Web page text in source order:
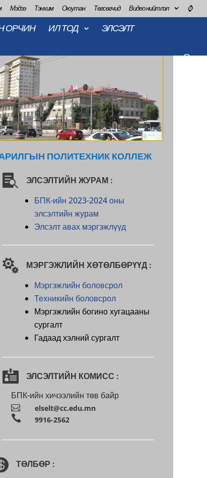
Мэдээ Тэнхим Оюутан Төгсөгчид Видео нийтлэл ⌚
ОРЧИН ИЛ ТОД
ЭЛСЭЛТ
ПОЛИТЕХНИК КОЛЛЕЖ
 ЭЛСЭЛТИЙН ЖУРАМ :
БПК-ийн 2023-2024 оны
элсэлтийн журам
Элсэлт авах мэргэжлүүд
 МЭРГЭЖЛИЙН ХӨТӨЛБӨРҮҮД :
Мэргэжлийн боловсрол
Техникийн боловсрол
Мэргэжлийн богино хугацааны
сургалт
Гадаад хэлний сургалт

ЭЛСЭЛТИЙН КОМИСС :
БПК-ийн хичээлийн төв байр
 elselt@cc.edu.mn
 9916-2562
ТӨЛБӨР :